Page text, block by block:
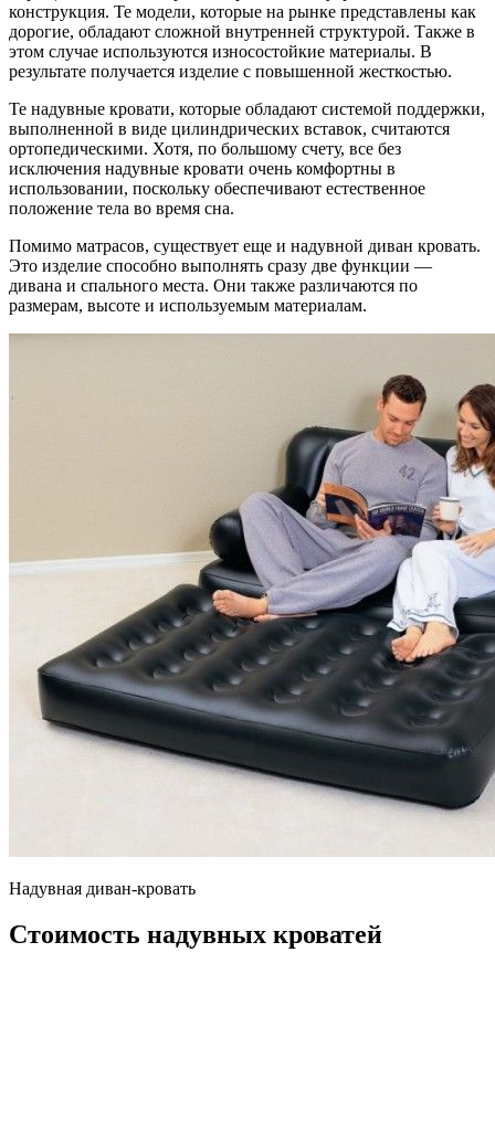
конструкция. Те модели, которые на рынке представлены как
дорогие, обладают сложной внутренней структурой. Также в
этом случае используются износостойкие материалы. В
результате получается изделие с повышенной жесткостью.
Те надувные кровати, которые обладают системой поддержки,
выполненной в виде цилиндрических вставок, считаются
ортопедическими. Хотя, по большому счету, все без
исключения надувные кровати очень комфортны в
использовании, поскольку обеспечивают естественное
положение тела во время сна.
Помимо матрасов, существует еще и надувной диван кровать.
Это изделие способно выполнять сразу две функции —
дивана и спального места. Они также различаются по
размерам, высоте и используемым материалам.
Надувная диван-кровать
Стоимость надувных кроватей